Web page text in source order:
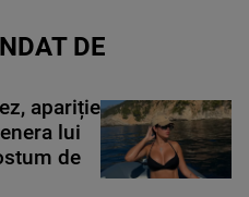
DE
apariție
lui
de